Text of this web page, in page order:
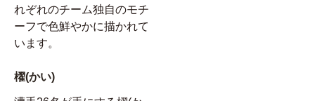
れぞれのチーム独自のモチ
ーフで色鮮やかに描かれて
います。
櫂(かい)